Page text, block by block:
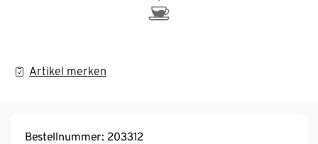
Artikel merken
Bestellnummer: 203312